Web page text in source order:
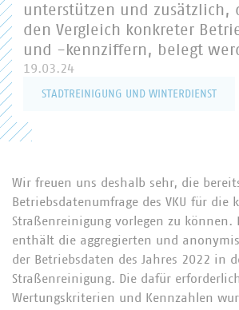
unterstützen und zusätzlich,
den Vergleich konkreter
und -kennziffern, belegt
19.03.24
STADTREINIGUNG UND WINTERDIENST
Wir freuen uns deshalb sehr, die
Betriebsdatenumfrage des VKU für die
Straßenreinigung vorlegen zu können.
enthält die aggregierten und
der Betriebsdaten des Jahres 2022 in
Straßenreinigung. Die dafür
Wertungskriterien und Kennzahlen